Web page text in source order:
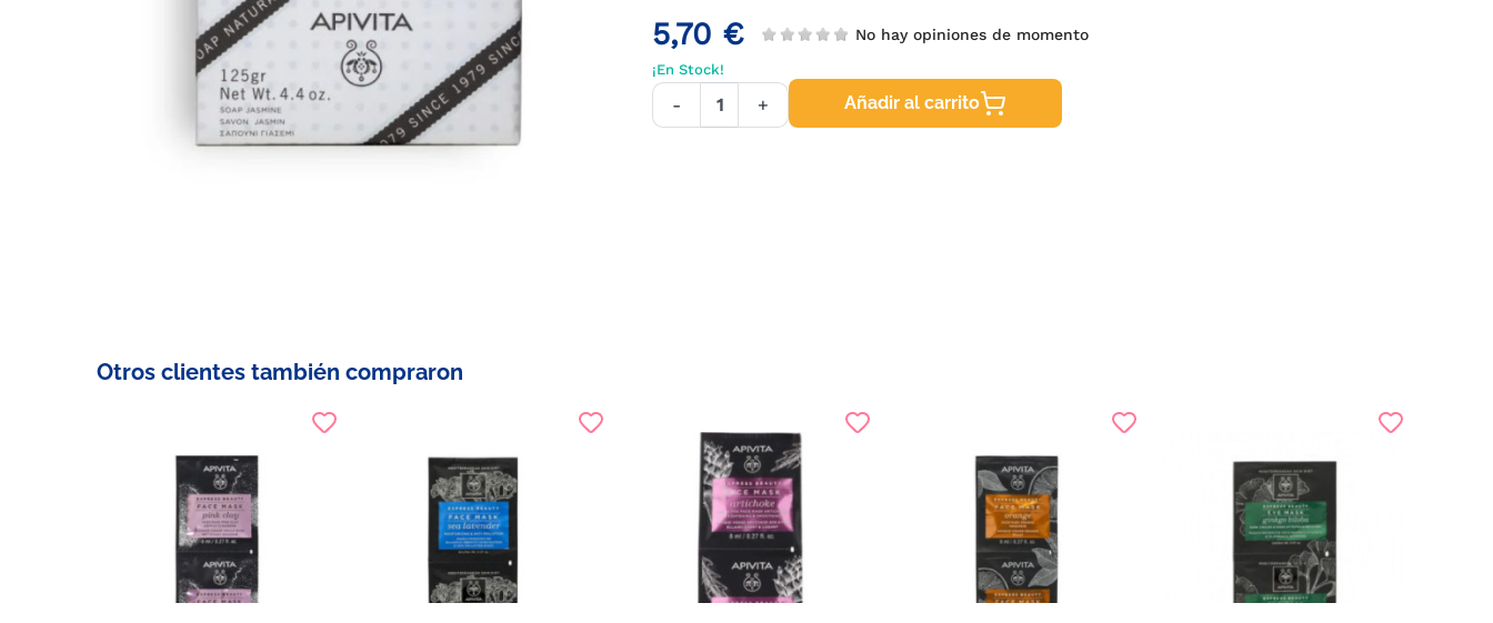
5,70 € No hay opiniones de momento
¡En Stock!
- + Añadir al carrito
Otros clientes también compraron